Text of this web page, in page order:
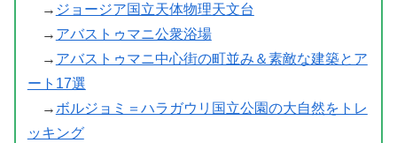
→ ジョージア国立天体物理天文台
→ アバストゥマニ公衆浴場
→ アバストゥマニ中心街の町並み＆素敵な建築とア
ート17選
→ ボルジョミ＝ハラガウリ国立公園の大自然をトレ
ッキング